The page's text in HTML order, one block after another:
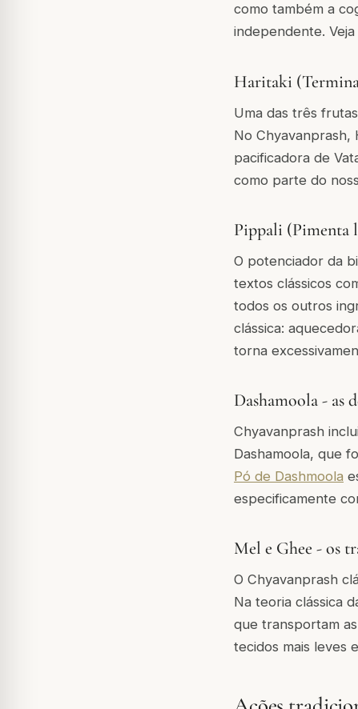
como também a
independente. Veja
Haritaki
Uma das três
No Chyavanprash,
pacificadora de
como parte do
Pippali (Pimenta
O potenciador da
textos clássicos
todos os outros
clássica:
torna
Dashamoola - as
Chyavanprash
Dashamoola, que
Pó de Dashmoola
especificamente
Mel e Ghee - os
O Chyavanprash
Na teoria clássica
que transportam
tecidos mais leves